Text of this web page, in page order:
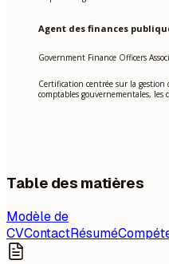
Agent des finances
Government Finance Officers
Certification centrée sur la gestion
comptables gouvernementales, les
Table des matières
Modèle de
CVContactRésumé